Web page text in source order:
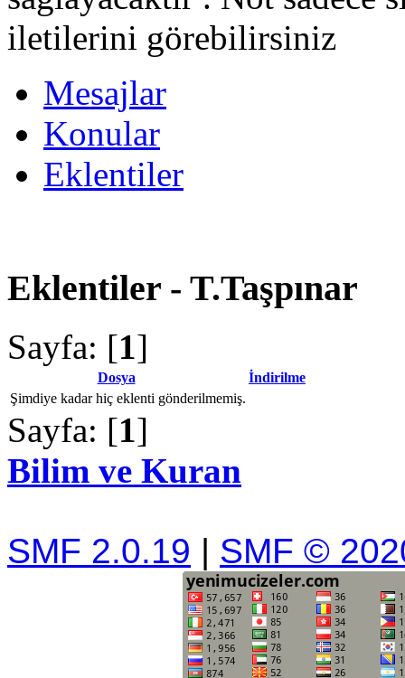
iletilerini görebilirsiniz
Mesajlar
Konular
Eklentiler
Eklentiler - T.Taşpınar
Sayfa: [1]
Dosya
İndirilme
Şimdiye kadar hiç eklenti gönderilmemiş.
Sayfa: [1]
Bilim ve Kuran
SMF 2.0.19 | SMF ©